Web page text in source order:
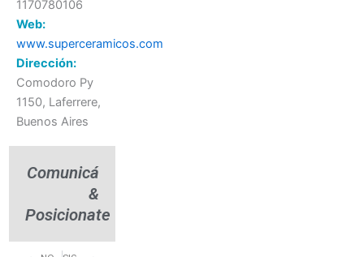
1170780106
Web:
www.superceramicos.com
Dirección:
Comodoro Py
1150, Laferrere,
Buenos Aires
Comunicá
&
Posicionate